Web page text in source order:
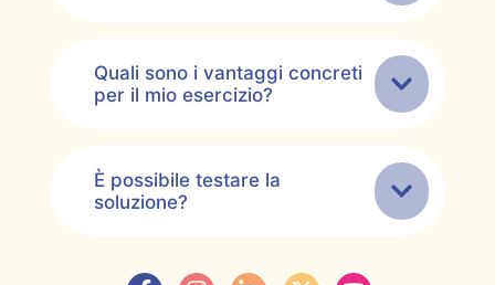
Quali sono i vantaggi concreti
per il mio esercizio?
È possibile testare la
soluzione?